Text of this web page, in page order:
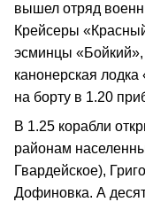
вышел отряд
Крейсеры
эсминцы
канонерская
на борту в 1.20
В 1.25 корабли
районам
Гвардейское),
Дофиновка. А